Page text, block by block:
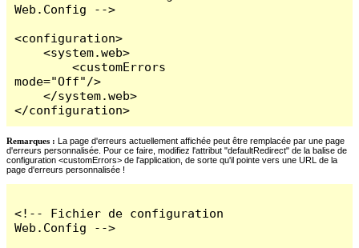
Web.Config -->
<configuration>
    <system.web>
        <customErrors
mode="Off"/>
    </system.web>
</configuration>
Remarques : La page d'erreurs actuellement affichée peut être remplacée par une page
d'erreurs personnalisée. Pour ce faire, modifiez l'attribut "defaultRedirect" de la balise de
configuration <customErrors> de l'application, de sorte qu'il pointe vers une URL de la
page d'erreurs personnalisée !
<!-- Fichier de configuration
Web.Config -->